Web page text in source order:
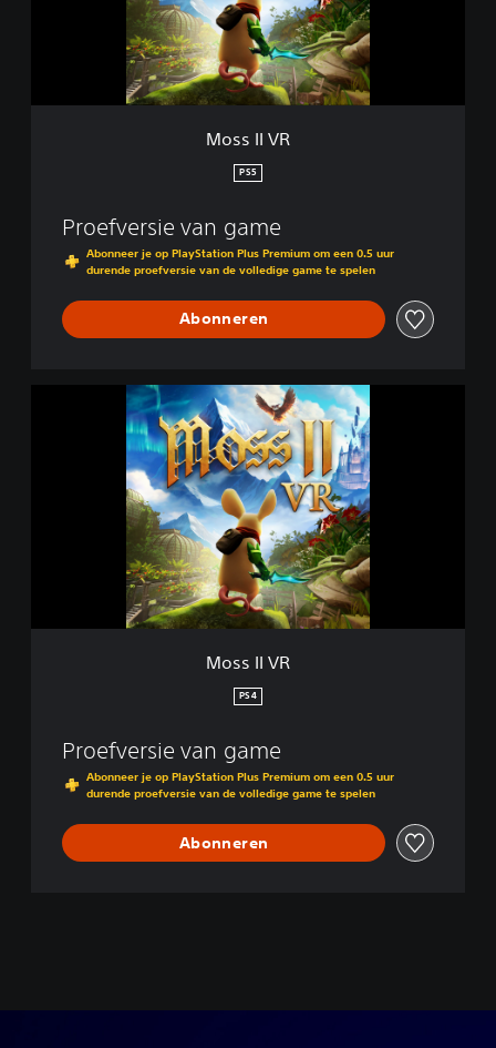
Moss II VR
PS5
Proefversie van game
Abonneer je op PlayStation Plus Premium om een 0.5 uur
durende proefversie van de volledige game te spelen
Abonneren
Moss II VR
PS4
Proefversie van game
Abonneer je op PlayStation Plus Premium om een 0.5 uur
durende proefversie van de volledige game te spelen
Abonneren